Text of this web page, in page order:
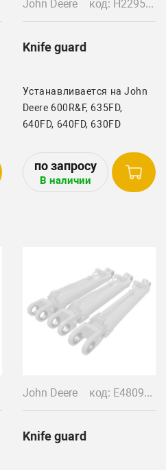
John Deere код: H229537
Knife guard
Устанавливается на John
Deere 600R&F, 635FD,
640FD, 640FD, 630FD
В наличии
John Deere код: E48093/E82559/BU220
Knife guard